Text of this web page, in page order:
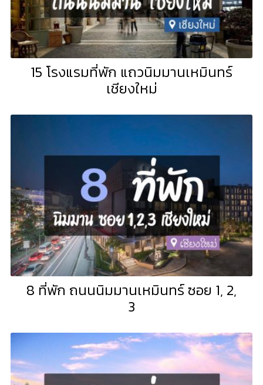
15 โรงแรมที่พัก แถวนิมมานเหมินทร์
เชียงใหม่
8 ที่พัก ถนนนิมมานเหมินทร์ ซอย 1, 2,
3